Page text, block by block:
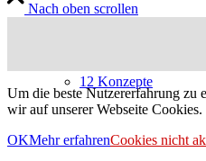
12 Konzepte
Nach oben scrollen
Um die beste Nutzererfahrung zu
wir auf unserer Webseite Cookies.
OKMehr erfahrenCookies nicht